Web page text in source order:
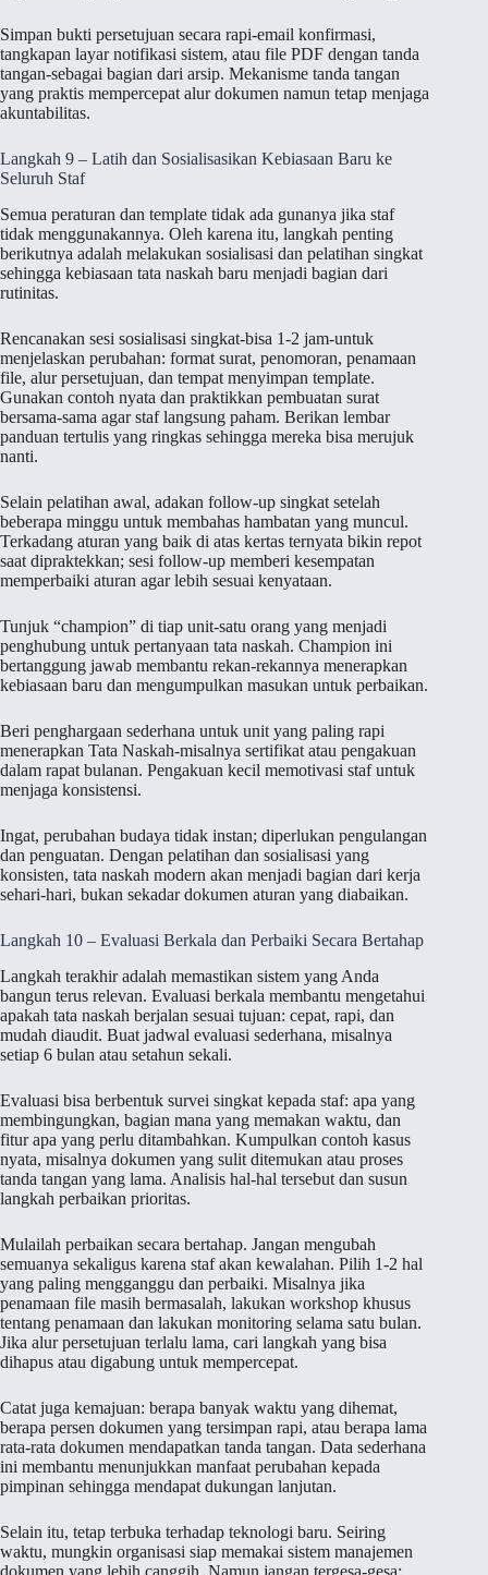
Simpan bukti persetujuan secara rapi-email konfirmasi,
tangkapan layar notifikasi sistem, atau file PDF dengan tanda
tangan-sebagai bagian dari arsip. Mekanisme tanda tangan
yang praktis mempercepat alur dokumen namun tetap menjaga
akuntabilitas.
Langkah 9 – Latih dan Sosialisasikan Kebiasaan Baru ke
Seluruh Staf
Semua peraturan dan template tidak ada gunanya jika staf
tidak menggunakannya. Oleh karena itu, langkah penting
berikutnya adalah melakukan sosialisasi dan pelatihan singkat
sehingga kebiasaan tata naskah baru menjadi bagian dari
rutinitas.
Rencanakan sesi sosialisasi singkat-bisa 1-2 jam-untuk
menjelaskan perubahan: format surat, penomoran, penamaan
file, alur persetujuan, dan tempat menyimpan template.
Gunakan contoh nyata dan praktikkan pembuatan surat
bersama-sama agar staf langsung paham. Berikan lembar
panduan tertulis yang ringkas sehingga mereka bisa merujuk
nanti.
Selain pelatihan awal, adakan follow-up singkat setelah
beberapa minggu untuk membahas hambatan yang muncul.
Terkadang aturan yang baik di atas kertas ternyata bikin repot
saat dipraktekkan; sesi follow-up memberi kesempatan
memperbaiki aturan agar lebih sesuai kenyataan.
Tunjuk “champion” di tiap unit-satu orang yang menjadi
penghubung untuk pertanyaan tata naskah. Champion ini
bertanggung jawab membantu rekan-rekannya menerapkan
kebiasaan baru dan mengumpulkan masukan untuk perbaikan.
Beri penghargaan sederhana untuk unit yang paling rapi
menerapkan Tata Naskah-misalnya sertifikat atau pengakuan
dalam rapat bulanan. Pengakuan kecil memotivasi staf untuk
menjaga konsistensi.
Ingat, perubahan budaya tidak instan; diperlukan pengulangan
dan penguatan. Dengan pelatihan dan sosialisasi yang
konsisten, tata naskah modern akan menjadi bagian dari kerja
sehari-hari, bukan sekadar dokumen aturan yang diabaikan.
Langkah 10 – Evaluasi Berkala dan Perbaiki Secara Bertahap
Langkah terakhir adalah memastikan sistem yang Anda
bangun terus relevan. Evaluasi berkala membantu mengetahui
apakah tata naskah berjalan sesuai tujuan: cepat, rapi, dan
mudah diaudit. Buat jadwal evaluasi sederhana, misalnya
setiap 6 bulan atau setahun sekali.
Evaluasi bisa berbentuk survei singkat kepada staf: apa yang
membingungkan, bagian mana yang memakan waktu, dan
fitur apa yang perlu ditambahkan. Kumpulkan contoh kasus
nyata, misalnya dokumen yang sulit ditemukan atau proses
tanda tangan yang lama. Analisis hal-hal tersebut dan susun
langkah perbaikan prioritas.
Mulailah perbaikan secara bertahap. Jangan mengubah
semuanya sekaligus karena staf akan kewalahan. Pilih 1-2 hal
yang paling mengganggu dan perbaiki. Misalnya jika
penamaan file masih bermasalah, lakukan workshop khusus
tentang penamaan dan lakukan monitoring selama satu bulan.
Jika alur persetujuan terlalu lama, cari langkah yang bisa
dihapus atau digabung untuk mempercepat.
Catat juga kemajuan: berapa banyak waktu yang dihemat,
berapa persen dokumen yang tersimpan rapi, atau berapa lama
rata-rata dokumen mendapatkan tanda tangan. Data sederhana
ini membantu menunjukkan manfaat perubahan kepada
pimpinan sehingga mendapat dukungan lanjutan.
Selain itu, tetap terbuka terhadap teknologi baru. Seiring
waktu, mungkin organisasi siap memakai sistem manajemen
dokumen yang lebih canggih. Namun jangan tergesa-gesa: